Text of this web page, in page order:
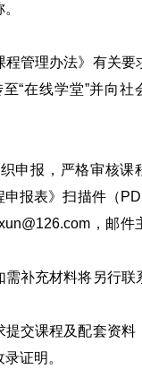
程管理办法》有关要
“在线学堂”并向社
申报，严格审核课
报表》扫描件（
，邮件
需补充材料将另行联
提交课程及配套资料
证明。